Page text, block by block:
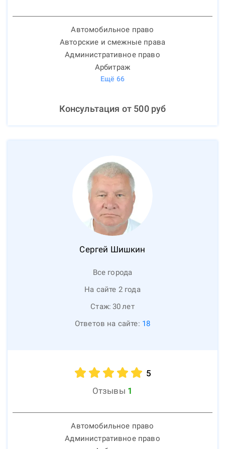
Автомобильное право
Авторские и смежные права
Административное право
Арбитраж
Ещё 66
Консультация от 500руб
Сергей Шишкин
Все города
На сайте 2 года
Стаж: 30лет
Ответов на сайте: 18
5
Отзывы 1
Автомобильное право
Административное право